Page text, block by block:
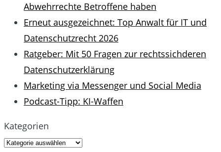
Abwehrrechte Betroffene haben
Erneut ausgezeichnet: Top Anwalt für IT und
Datenschutzrecht 2026
Ratgeber: Mit 50 Fragen zur rechtssichderen
Datenschutzerklärung
Marketing via Messenger und Social Media
Podcast-Tipp: KI-Waffen
Kategorien